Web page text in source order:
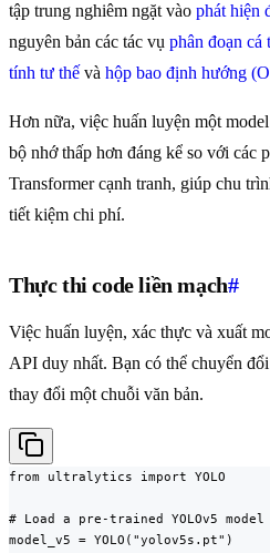
tập trung nghiêm ngặt vào phát hiện
nguyên bản các tác vụ phân đoạn cá
tính tư thế và hộp bao định hướng
Hơn nữa, việc huấn luyện một
bộ nhớ thấp hơn đáng kể so với các
Transformer cạnh tranh, giúp chu
tiết kiệm chi phí.
Thực thi code liền mạch#
Việc huấn luyện, xác thực và xuất
API duy nhất. Bạn có thể chuyển
thay đổi một chuỗi văn bản.
from ultralytics import YOLO
# Load a pre-trained YOLOv5
model_v5 = YOLO("yolov5s.pt")